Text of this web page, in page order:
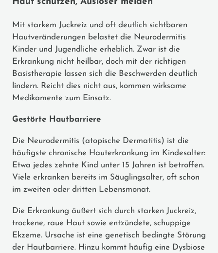
Mit starkem Juckreiz und oft deutlich sichtbaren
Hautveränderungen belastet die Neurodermitis
Kinder und Jugendliche erheblich. Zwar ist die
Erkrankung nicht heilbar, doch mit der richtigen
Basistherapie lassen sich die Beschwerden deutlich
lindern. Reicht dies nicht aus, kommen wirksame
Medikamente zum Einsatz.
Gestörte Hautbarriere
Die Neurodermitis (atopische Dermatitis) ist die
häufigste chronische Hauterkrankung im Kindesalter:
Etwa jedes zehnte Kind unter 15 Jahren ist betroffen.
Viele erkranken bereits im Säuglingsalter, oft schon
im zweiten oder dritten Lebensmonat.
Die Erkrankung äußert sich durch starken Juckreiz,
trockene, raue Haut sowie entzündete, schuppige
Ekzeme. Ursache ist eine genetisch bedingte Störung
der Hautbarriere. Hinzu kommt häufig eine Dysbiose